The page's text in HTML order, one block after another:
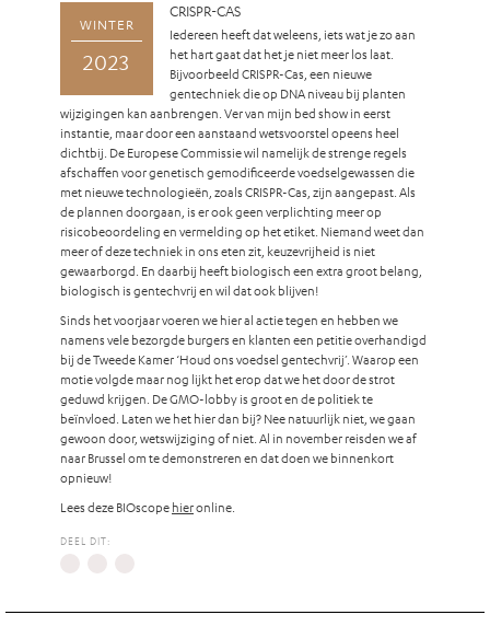
WINTER
2023
CRISPR-CAS
Iedereen heeft dat weleens, iets wat je zo aan
het hart gaat dat het je niet meer los laat.
Bijvoorbeeld CRISPR-Cas, een nieuwe
gentechniek die op DNA niveau bij planten
wijzigingen kan aanbrengen. Ver van mijn bed show in eerst
instantie, maar door een aanstaand wetsvoorstel opeens heel
dichtbij. De Europese Commissie wil namelijk de strenge regels
afschaffen voor genetisch gemodificeerde voedselgewassen die
met nieuwe technologieën, zoals CRISPR-Cas, zijn aangepast. Als
de plannen doorgaan, is er ook geen verplichting meer op
risicobeoordeling en vermelding op het etiket. Niemand weet dan
meer of deze techniek in ons eten zit, keuzevrijheid is niet
gewaarborgd. En daarbij heeft biologisch een extra groot belang,
biologisch is gentechvrij en wil dat ook blijven!
Sinds het voorjaar voeren we hier al actie tegen en hebben we
namens vele bezorgde burgers en klanten een petitie overhandigd
bij de Tweede Kamer ‘Houd ons voedsel gentechvrij’. Waarop een
motie volgde maar nog lijkt het erop dat we het door de strot
geduwd krijgen. De GMO-lobby is groot en de politiek te
beïnvloed. Laten we het hier dan bij? Nee natuurlijk niet, we gaan
gewoon door, wetswijziging of niet. Al in november reisden we af
naar Brussel om te demonstreren en dat doen we binnenkort
opnieuw!
Lees deze BIOscopehieronline.
DEEL DIT: